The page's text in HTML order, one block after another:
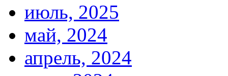
июль, 2025
май, 2024
апрель, 2024